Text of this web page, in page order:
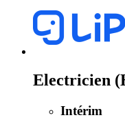
Electricien
Intérim